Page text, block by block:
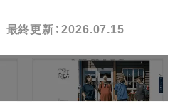
最終更新：2026.07.15